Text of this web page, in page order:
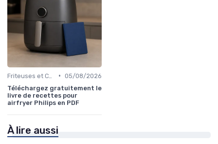
• 05/08/2026
Téléchargez gratuitement le
livre de recettes pour
airfryer Philips en PDF
À lire aussi